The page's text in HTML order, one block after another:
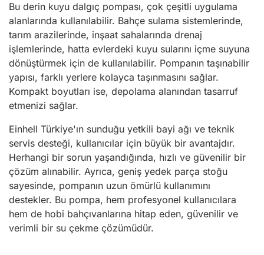
Bu derin kuyu dalgıç pompası, çok çeşitli uygulama
alanlarında kullanılabilir. Bahçe sulama sistemlerinde,
tarım arazilerinde, inşaat sahalarında drenaj
işlemlerinde, hatta evlerdeki kuyu sularını içme suyuna
dönüştürmek için de kullanılabilir. Pompanın taşınabilir
yapısı, farklı yerlere kolayca taşınmasını sağlar.
Kompakt boyutları ise, depolama alanından tasarruf
etmenizi sağlar.
Einhell Türkiye'ın sunduğu yetkili bayi ağı ve teknik
servis desteği, kullanıcılar için büyük bir avantajdır.
Herhangi bir sorun yaşandığında, hızlı ve güvenilir bir
çözüm alınabilir. Ayrıca, geniş yedek parça stoğu
sayesinde, pompanın uzun ömürlü kullanımını
destekler. Bu pompa, hem profesyonel kullanıcılara
hem de hobi bahçıvanlarına hitap eden, güvenilir ve
verimli bir su çekme çözümüdür.